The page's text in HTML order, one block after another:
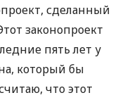
сделанный
законопроект
пять лет у
который бы
что этот